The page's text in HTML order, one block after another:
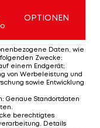
mit
hat immer von
vorbei.
Gegend ist
OPTIONEN
Daten, wie
Zwecke:
einem Endgerät;
von Werbeleistung und
sowie Entwicklung
: Genaue Standortdaten
berechtigtes
Details